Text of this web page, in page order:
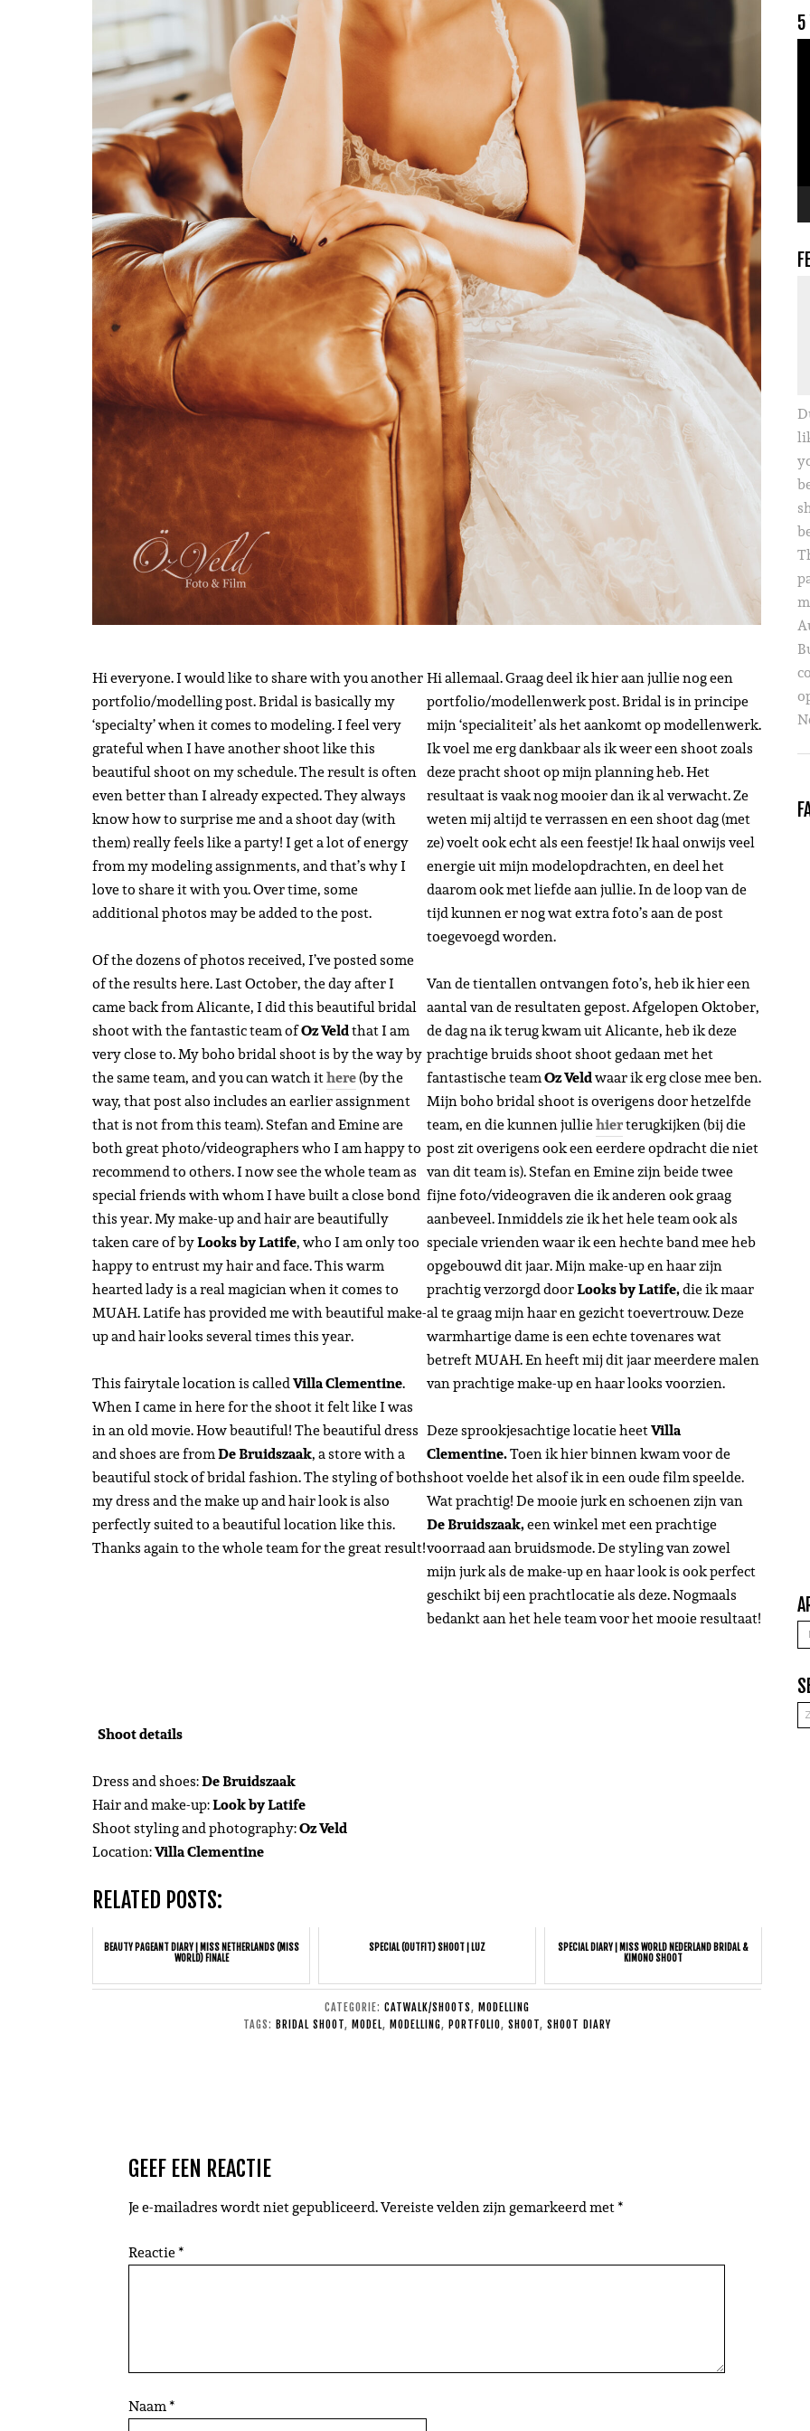
Hi everyone. I would like to share with you another
portfolio/modelling post. Bridal is basically my
‘specialty’ when it comes to modeling. I feel very
grateful when I have another shoot like this
beautiful shoot on my schedule. The result is often
even better than I already expected. They always
know how to surprise me and a shoot day (with
them) really feels like a party! I get a lot of energy
from my modeling assignments, and that’s why I
love to share it with you. Over time, some
additional photos may be added to the post.
Of the dozens of photos received, I’ve posted some
of the results here. Last October, the day after I
came back from Alicante, I did this beautiful bridal
shoot with the fantastic team ofOz Veldthat I am
very close to. My boho bridal shoot is by the way by
the same team, and you can watch ithere(by the
way, that post also includes an earlier assignment
that is not from this team). Stefan and Emine are
both great photo/videographers who I am happy to
recommend to others. I now see the whole team as
special friends with whom I have built a close bond
this year. My make-up and hair are beautifully
taken care of byLooks by Latife, who I am only too
happy to entrust my hair and face. This warm
hearted lady is a real magician when it comes to
MUAH. Latife has provided me with beautiful make-
up and hair looks several times this year.
This fairytale location is calledVilla Clementine.
When I came in here for the shoot it felt like I was
in an old movie. How beautiful! The beautiful dress
and shoes are fromDe Bruidszaak, a store with a
beautiful stock of bridal fashion. The styling of both
my dress and the make up and hair look is also
perfectly suited to a beautiful location like this.
Thanks again to the whole team for the great result!
Hi allemaal. Graag deel ik hier aan jullie nog een
portfolio/modellenwerk post. Bridal is in principe
mijn ‘specialiteit’ als het aankomt op modellenwerk.
Ik voel me erg dankbaar als ik weer een shoot zoals
deze pracht shoot op mijn planning heb. Het
resultaat is vaak nog mooier dan ik al verwacht. Ze
weten mij altijd te verrassen en een shoot dag (met
ze) voelt ook echt als een feestje! Ik haal onwijs veel
energie uit mijn modelopdrachten, en deel het
daarom ook met liefde aan jullie. In de loop van de
tijd kunnen er nog wat extra foto’s aan de post
toegevoegd worden.
Van de tientallen ontvangen foto’s, heb ik hier een
aantal van de resultaten gepost. Afgelopen Oktober,
de dag na ik terug kwam uit Alicante, heb ik deze
prachtige bruids shoot shoot gedaan met het
fantastische teamOz Veldwaar ik erg close mee ben.
Mijn boho bridal shoot is overigens door hetzelfde
team, en die kunnen julliehierterugkijken (bij die
post zit overigens ook een eerdere opdracht die niet
van dit team is). Stefan en Emine zijn beide twee
fijne foto/videograven die ik anderen ook graag
aanbeveel. Inmiddels zie ik het hele team ook als
speciale vrienden waar ik een hechte band mee heb
opgebouwd dit jaar. Mijn make-up en haar zijn
prachtig verzorgd doorLooks by Latife,die ik maar
al te graag mijn haar en gezicht toevertrouw. Deze
warmhartige dame is een echte tovenares wat
betreft MUAH. En heeft mij dit jaar meerdere malen
van prachtige make-up en haar looks voorzien.
Deze sprookjesachtige locatie heetVilla
Clementine.Toen ik hier binnen kwam voor de
shoot voelde het alsof ik in een oude film speelde.
Wat prachtig! De mooie jurk en schoenen zijn van
De Bruidszaak,een winkel met een prachtige
voorraad aan bruidsmode. De styling van zowel
mijn jurk als de make-up en haar look is ook perfect
geschikt bij een prachtlocatie als deze. Nogmaals
bedankt aan het hele team voor het mooie resultaat!
Shoot details
Dress and shoes:De Bruidszaak
Hair and make-up:Look by Latife
Shoot styling and photography:Oz Veld
Location:Villa Clementine
RELATED POSTS:
BEAUTY PAGEANT DIARY | MISS NETHERLANDS (MISS
WORLD) FINALE
SPECIAL (OUTFIT) SHOOT | LUZ
SPECIAL DIARY | MISS WORLD NEDERLAND BRIDAL &
KIMONO SHOOT
CATEGORIE: CATWALK/SHOOTS, MODELLING
TAGS: BRIDAL SHOOT, MODEL, MODELLING, PORTFOLIO, SHOOT, SHOOT DIARY
GEEF EEN REACTIE
Je e-mailadres wordt niet gepubliceerd.Vereiste velden zijn gemarkeerd met*
Reactie*
Naam*
5